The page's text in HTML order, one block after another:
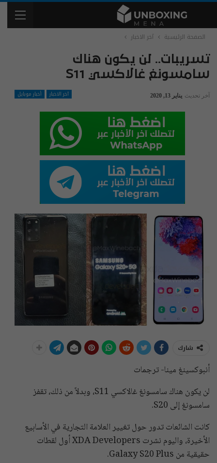
الصفحة الرئيسية آخر الاخبار
تسريبات.. لن يكون هناك
سامسونغ غالاكسي S11
آخر الاخبار أخبار موبايل آخر تحديث يناير 13, 2020
شارك
أنبوكسينغ مينا- ترجمات
لن يكون هناك سامسونغ غالاكسي S11، وبدلاً من ذلك، تقفز
سامسونغ إلى S20.
كانت الشائعات تدور حول تغيير العلامة التجارية في الأسابيع
الأخيرة، واليوم نشرت XDA Developers أول لقطات
حقيقية من Galaxy S20 Plus.